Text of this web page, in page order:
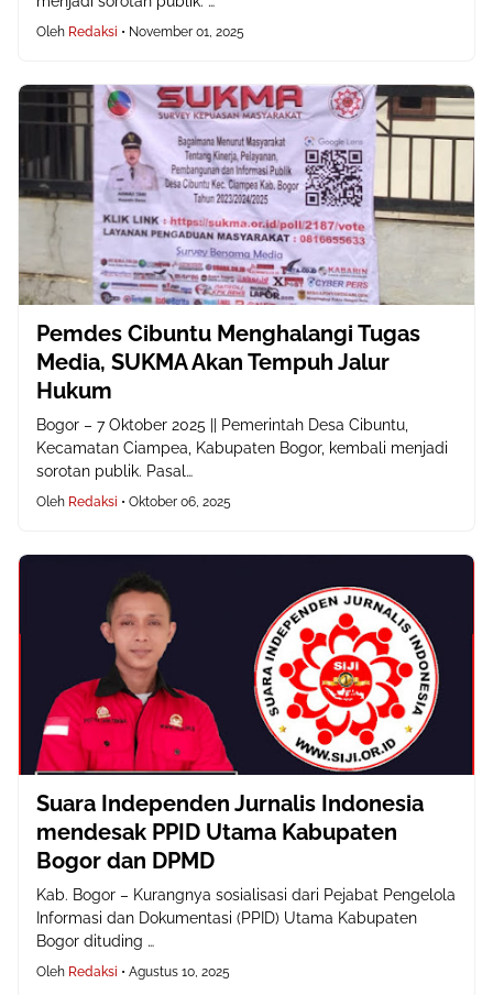
Oleh Redaksi • November 01, 2025
Pemdes Cibuntu Menghalangi Tugas
Media, SUKMA Akan Tempuh Jalur
Hukum
Bogor – 7 Oktober 2025 || Pemerintah Desa Cibuntu,
Kecamatan Ciampea, Kabupaten Bogor, kembali menjadi
sorotan publik. Pasal…
Oleh Redaksi • Oktober 06, 2025
Suara Independen Jurnalis Indonesia
mendesak PPID Utama Kabupaten
Bogor dan DPMD
Kab. Bogor – Kurangnya sosialisasi dari Pejabat Pengelola
Informasi dan Dokumentasi (PPID) Utama Kabupaten
Bogor dituding …
Oleh Redaksi • Agustus 10, 2025